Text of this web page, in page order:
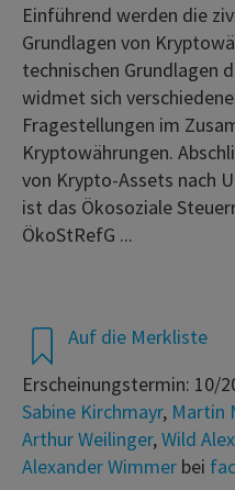
Auf die Merkliste
Erscheinungstermin: 10/
Sabine Kirchmayr, Martin
Arthur Weilinger,Wild
Alexander Wimmer bei
Einführend werden die
Grundlagen von
technischen Grundlagen
widmet sich
Fragestellungen im
Kryptowährungen.
von Krypto-Assets nach
ist das Ökosoziale
ÖkoStRefG ...